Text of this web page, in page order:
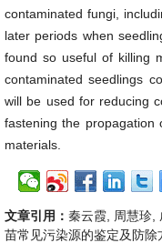
contaminated fungi,
later periods when
found so useful of killing
contaminated seedlings
will be used for reducing
fastening the
materials.
文章引用： 秦云霞, 周慧珍,
苗常见污染源的鉴定及防